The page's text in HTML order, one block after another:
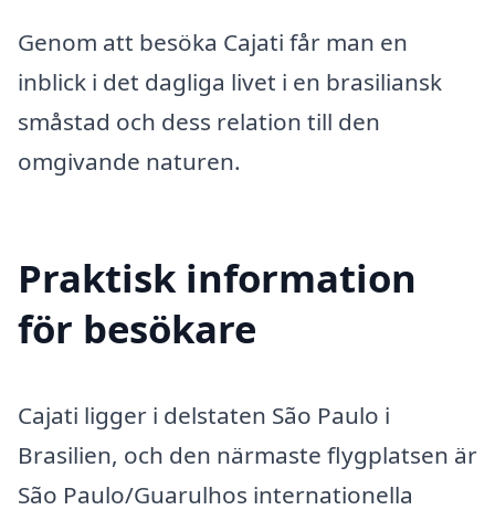
Genom att besöka Cajati får man en
inblick i det dagliga livet i en brasiliansk
småstad och dess relation till den
omgivande naturen.
Praktisk information
för besökare
Cajati ligger i delstaten São Paulo i
Brasilien, och den närmaste flygplatsen är
São Paulo/Guarulhos internationella